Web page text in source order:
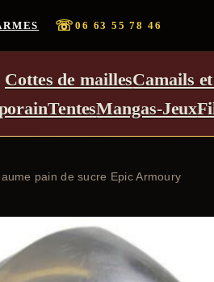
☏06 63 55 78 46
Cottes de maillesCamails
TentesMangas-Jeux
pain de sucre Epic Armoury